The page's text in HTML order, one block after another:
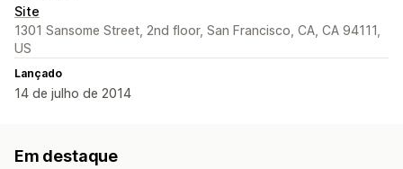
Site
1301 Sansome Street, 2nd floor, San Francisco, CA, CA 94111,
US
Lançado
14 de julho de 2014
Em destaque